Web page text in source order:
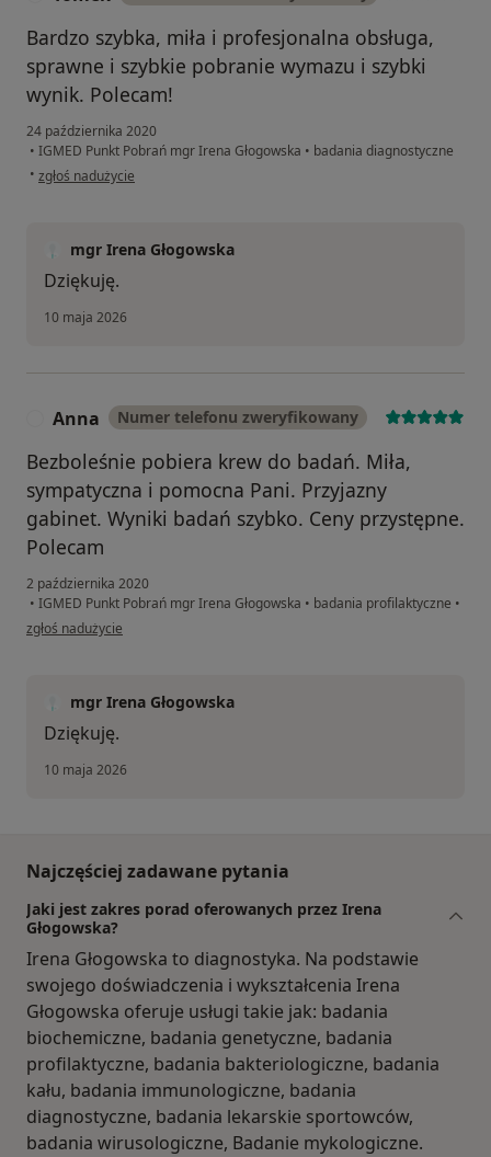
Bardzo szybka, miła i profesjonalna obsługa,
sprawne i szybkie pobranie wymazu i szybki
wynik. Polecam!
24 października 2020
• IGMED Punkt Pobrań mgr Irena Głogowska • badania diagnostyczne
• w opinii użytkownika Tomek
zgłoś nadużycie
mgr Irena Głogowska
Dziękuję.
10 maja 2026
Anna Numer telefonu zweryfikowany
Bezboleśnie pobiera krew do badań. Miła,
sympatyczna i pomocna Pani. Przyjazny
gabinet. Wyniki badań szybko. Ceny przystępne.
Polecam
2 października 2020
• IGMED Punkt Pobrań mgr Irena Głogowska • badania profilaktyczne •
w opinii użytkownika Anna
zgłoś nadużycie
mgr Irena Głogowska
Dziękuję.
10 maja 2026
Najczęściej zadawane pytania
Jaki jest zakres porad oferowanych przez Irena
Głogowska?
Irena Głogowska to diagnostyka. Na podstawie
swojego doświadczenia i wykształcenia Irena
Głogowska oferuje usługi takie jak: badania
biochemiczne, badania genetyczne, badania
profilaktyczne, badania bakteriologiczne, badania
kału, badania immunologiczne, badania
diagnostyczne, badania lekarskie sportowców,
badania wirusologiczne, Badanie mykologiczne.